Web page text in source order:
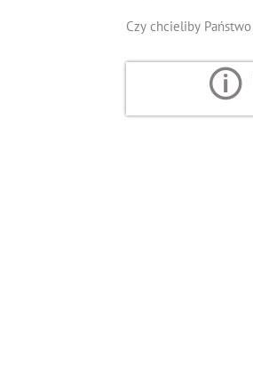
Czy chcieliby Państwo